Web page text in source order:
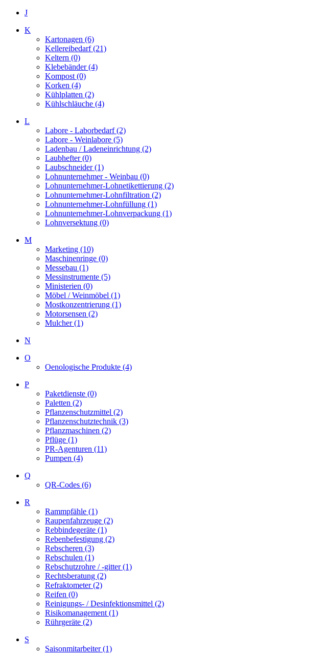
J
K
Kartonagen (6)
Kellereibedarf (21)
Keltern (0)
Klebebänder (4)
Kompost (0)
Korken (4)
Kühlplatten (2)
Kühlschläuche (4)
L
Labore - Laborbedarf (2)
Labore - Weinlabore (5)
Ladenbau / Ladeneinrichtung (2)
Laubhefter (0)
Laubschneider (1)
Lohnunternehmer - Weinbau (0)
Lohnunternehmer-Lohnetikettierung (2)
Lohnunternehmer-Lohnfiltration (2)
Lohnunternehmer-Lohnfüllung (1)
Lohnunternehmer-Lohnverpackung (1)
Lohnversektung (0)
M
Marketing (10)
Maschinenringe (0)
Messebau (1)
Messinstrumente (5)
Ministerien (0)
Möbel / Weinmöbel (1)
Mostkonzentrierung (1)
Motorsensen (2)
Mulcher (1)
N
O
Oenologische Produkte (4)
P
Paketdienste (0)
Paletten (2)
Pflanzenschutzmittel (2)
Pflanzenschutztechnik (3)
Pflanzmaschinen (2)
Pflüge (1)
PR-Agenturen (11)
Pumpen (4)
Q
QR-Codes (6)
R
Rammpfähle (1)
Raupenfahrzeuge (2)
Rebbindegeräte (1)
Rebenbefestigung (2)
Rebscheren (3)
Rebschulen (1)
Rebschutzrohre / -gitter (1)
Rechtsberatung (2)
Refraktometer (2)
Reifen (0)
Reinigungs- / Desinfektionsmittel (2)
Risikomanagement (1)
Rührgeräte (2)
S
Saisonmitarbeiter (1)